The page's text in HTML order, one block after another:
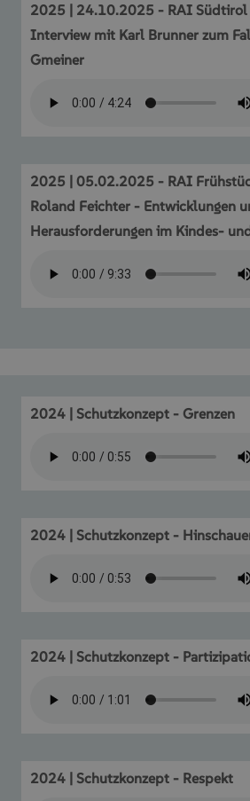
2025 | 24.10.2025 - RAI Südtirol
Interview mit Karl Brunner zum
Gmeiner
2025 | 05.02.2025 - RAI
Roland Feichter - Entwicklungen
Herausforderungen im Kindes-
2024 | Schutzkonzept - Grenzen
2024 | Schutzkonzept -
2024 | Schutzkonzept -
2024 | Schutzkonzept - Respekt